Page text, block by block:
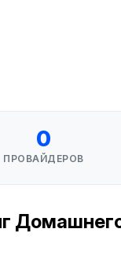
0
ПРОВАЙДЕРОВ